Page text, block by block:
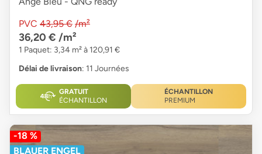
PVC 43,95 € /m²
36,20 € /m²
1 Paquet: 3,34 m² à 120,91 €
Délai de livraison: 11 Journées
GRATUIT
ÉCHANTILLON
ÉCHANTILLON
PREMIUM
-18 %
BLAUER ENGEL